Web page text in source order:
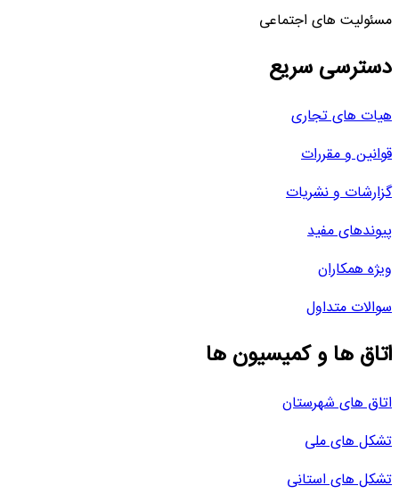
مسئولیت های اجتماعی
دسترسی سریع
هیات های تجاری
قوانین و مقررات
گزارشات و نشریات
پیوندهای مفید
ویژه همکاران
سوالات متداول
اتاق ها و کمیسیون ها
اتاق های شهرستان
تشکل های ملی
تشکل های استانی